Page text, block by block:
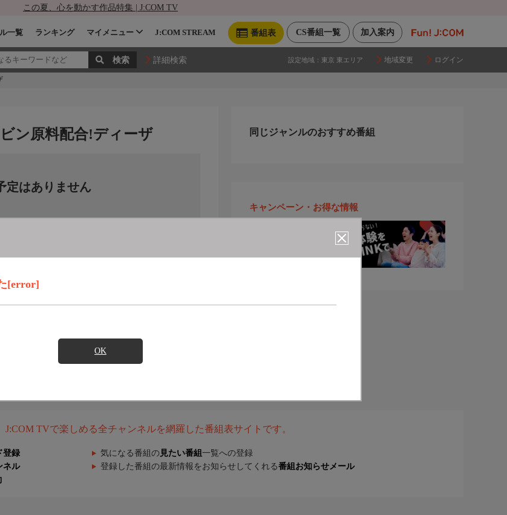
この夏、心を動かす作品特集 | J:COM TV
加入案内
CS番組一覧
番組表
一覧 ランキング マイメニュー J:COM STREAM
詳細検索 設定地域： 東京 東エリア 地域変更 ログイン
[error]
OK
ン原料配合!ディーザ
定はありません
同じジャンルのおすすめ番組
キャンペーン・お得な情報
J:COM TVで楽しめる全チャンネルを網羅した番組表サイトです。
登録 気になる番組の 見たい番組 一覧への登録
ネル 登録した番組の最新情報をお知らせしてくれる番組お知らせメール